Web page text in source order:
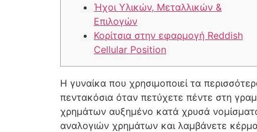
Ήχοι Υλικών, Μεταλλικών &
Επιλογών
Κορίτσια στην εφαρμογή Reddish
Cellular Position
Η γυναίκα που χρησιμοποιεί τα
πεντακόσια όταν πετύχετε πέντε στη
χρημάτων αυξημένο κατά χρυσά
αναλογιών χρημάτων και λαμβάνετε